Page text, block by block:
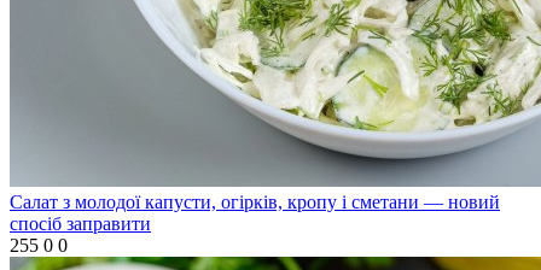
Салат з молодої капусти, огірків, кропу і сметани — новий
спосіб заправити
255 0 0